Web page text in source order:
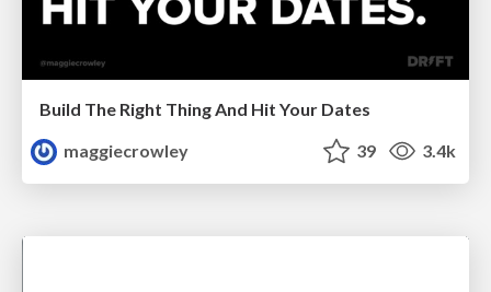
Build The Right Thing And Hit Your Dates
maggiecrowley
39 3.4k